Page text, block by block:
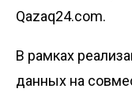
Qazaq24.com.
В рамках
данных на